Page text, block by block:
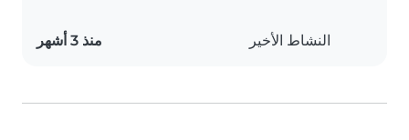
النشاط الأخير منذ 3 أشهر